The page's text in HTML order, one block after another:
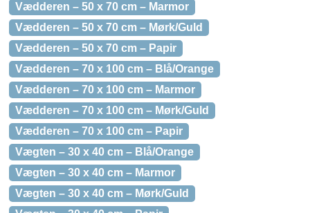
Vædderen – 50 x 70 cm – Marmor
Vædderen – 50 x 70 cm – Mørk/Guld
Vædderen – 50 x 70 cm – Papir
Vædderen – 70 x 100 cm – Blå/Orange
Vædderen – 70 x 100 cm – Marmor
Vædderen – 70 x 100 cm – Mørk/Guld
Vædderen – 70 x 100 cm – Papir
Vægten – 30 x 40 cm – Blå/Orange
Vægten – 30 x 40 cm – Marmor
Vægten – 30 x 40 cm – Mørk/Guld